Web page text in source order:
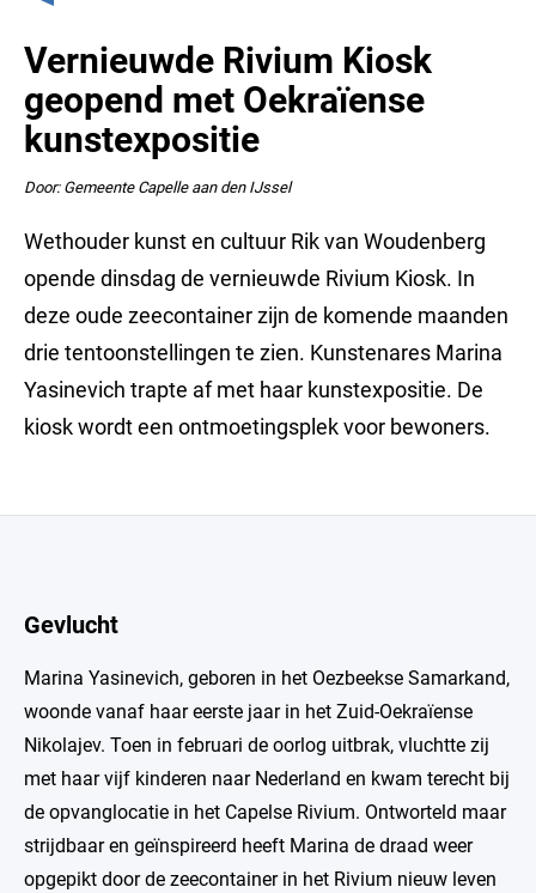
Vernieuwde Rivium Kiosk
geopend met Oekraïense
kunstexpositie
Door: Gemeente Capelle aan den IJssel
Wethouder kunst en cultuur Rik van Woudenberg
opende dinsdag de vernieuwde Rivium Kiosk. In
deze oude zeecontainer zijn de komende maanden
drie tentoonstellingen te zien. Kunstenares Marina
Yasinevich trapte af met haar kunstexpositie. De
kiosk wordt een ontmoetingsplek voor bewoners.
Gevlucht
Marina Yasinevich, geboren in het Oezbeekse Samarkand,
woonde vanaf haar eerste jaar in het Zuid-Oekraïense
Nikolajev. Toen in februari de oorlog uitbrak, vluchtte zij
met haar vijf kinderen naar Nederland en kwam terecht bij
de opvanglocatie in het Capelse Rivium. Ontworteld maar
strijdbaar en geïnspireerd heeft Marina de draad weer
opgepikt door de zeecontainer in het Rivium nieuw leven